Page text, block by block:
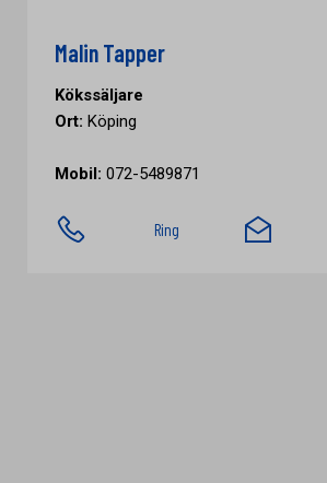
Malin Tapper
Kökssäljare
Ort: Köping
Mobil: 072-5489871
Ring